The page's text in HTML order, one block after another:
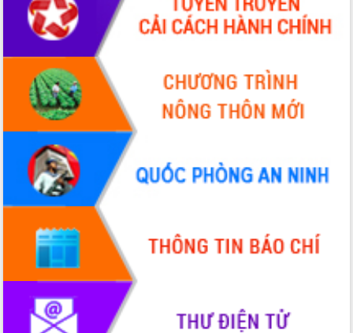
hiện nhiệm vụ quản lý tài sản công
hàng tuần
Tháo gỡ những vướng mắc, đẩy mạnh
công tác cải cách thủ tục hành chính
tại Trung tâm Phục vụ hành chính
công tỉnh
Đắk Lắk: Tôn vinh 46 giải pháp tại Hội
thi Sáng tạo Kỹ thuật 2024 - 2025
Đắk Lắk rà soát, điều chỉnh Đề án 190
về phát triển nuôi trồng thủy sản
Phó Chủ tịch UBND tỉnh Đắk Lắk
Trương Công Thái kiểm tra thực địa
Dự án cao tốc Khánh Hòa - Buôn Ma
Thuột
Định vị cà phê Việt Nam như một “di
sản sống” trong dòng chảy toàn cầu
Xây dựng nông thôn mới: Nâng cao đời
sống người dân từ những mô hình thiết